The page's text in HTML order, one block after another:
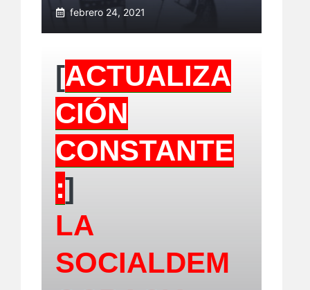
febrero 24, 2021
[ACTUALIZA
CIÓN
CONSTANTE
:]
LA
SOCIALDEM